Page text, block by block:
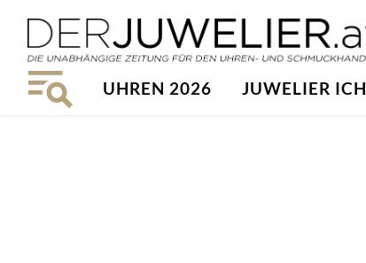
UHREN 2026 JUWELIER ICH